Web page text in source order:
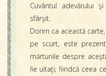
Cuvântul adevărului
sfârşit.
Dorim ca această
pe scurt, este
mărturiile despre
fie uitaţi; fiindcă ceea